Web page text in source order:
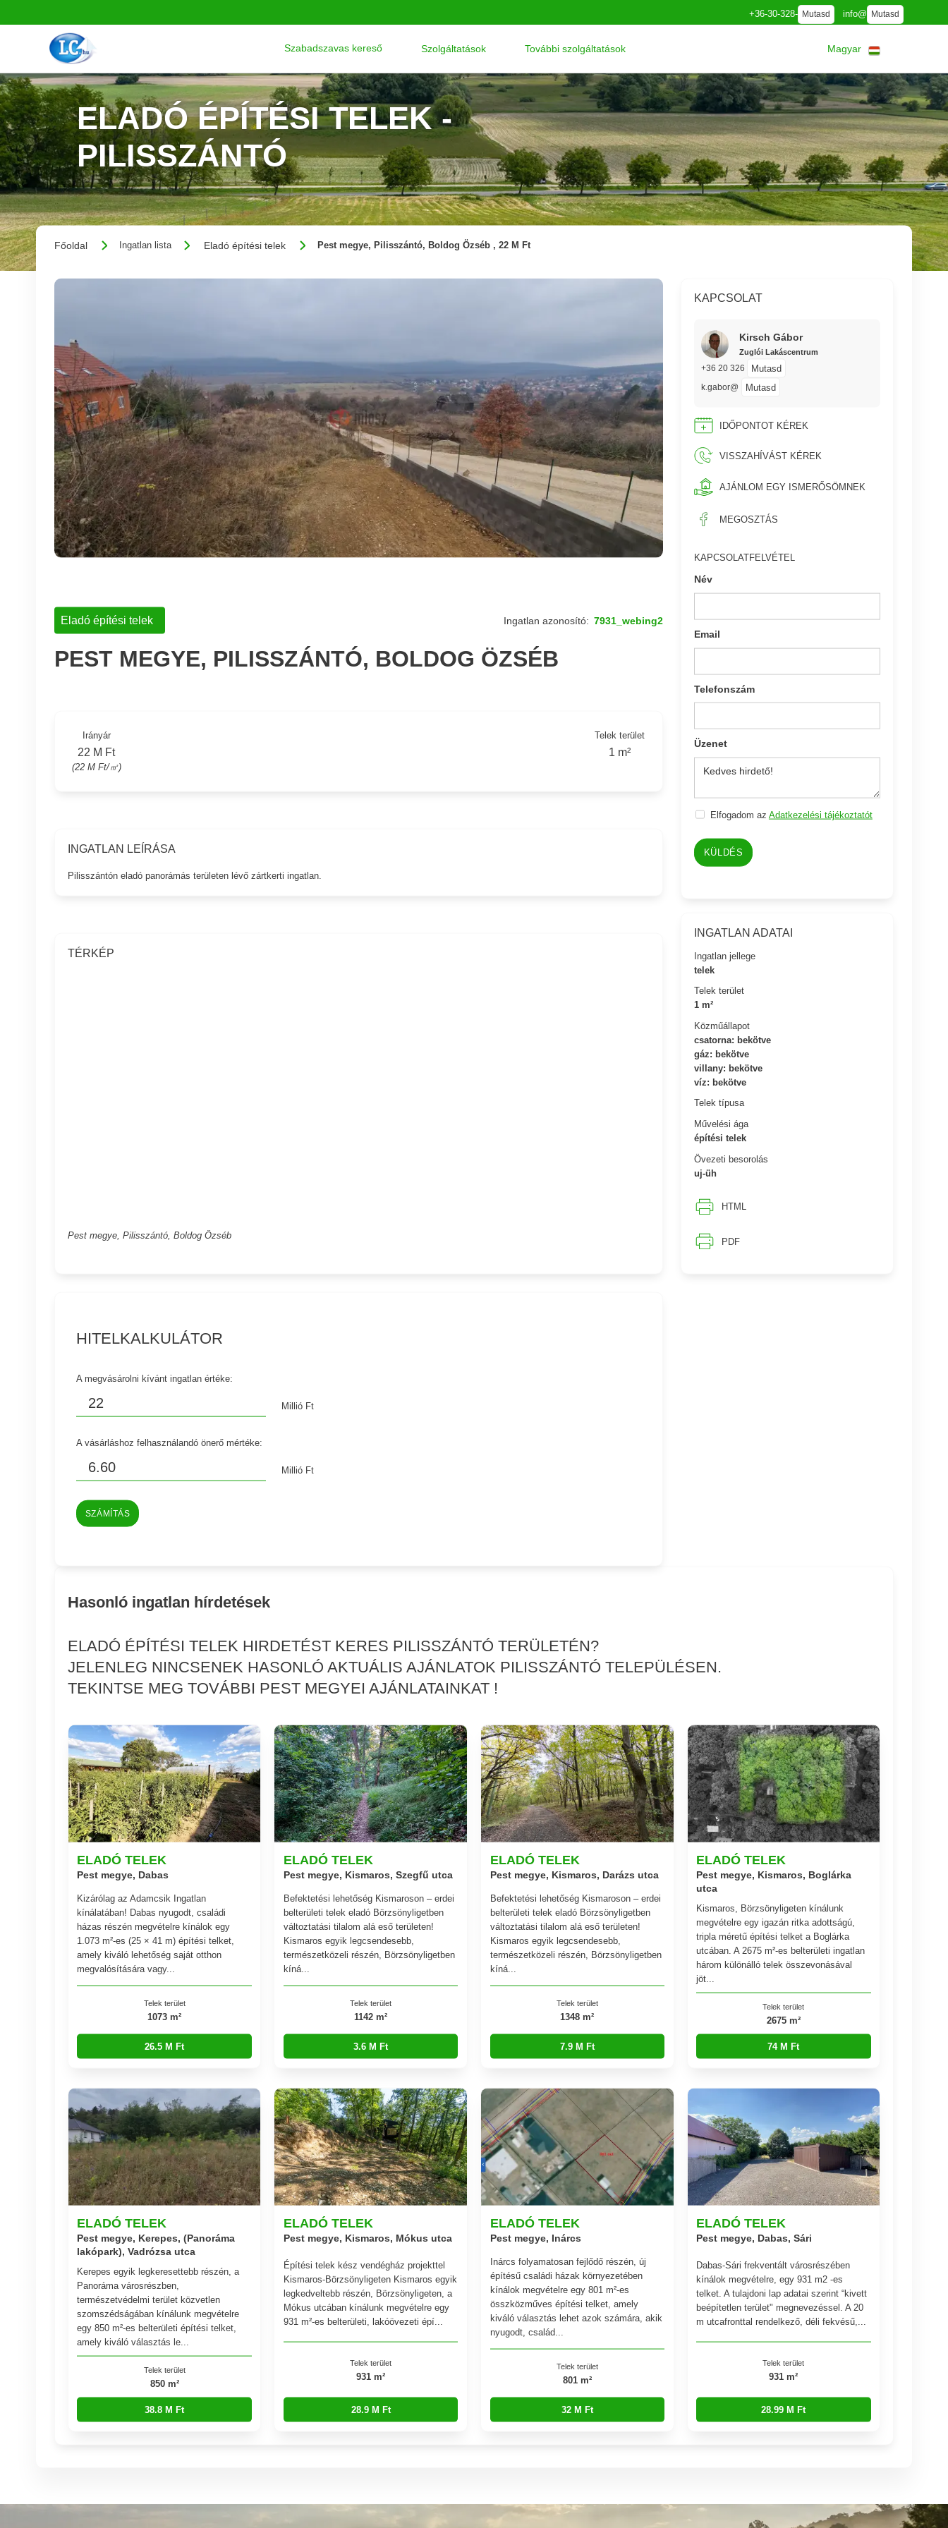
+36-30-328- Mutasd info@ Mutasd
Szabadszavas kereső Szolgáltatások További szolgáltatások Magyar
ELADÓ ÉPÍTÉSI TELEK -
PILISSZÁNTÓ
Főoldal Ingatlan lista Eladó építési telek Pest megye, Pilisszántó, Boldog Özséb , 22 M Ft
KAPCSOLAT
Kirsch Gábor
Zuglói Lakáscentrum
+36 20 326 Mutasd
k.gabor@ Mutasd
IDŐPONTOT KÉREK
VISSZAHÍVÁST KÉREK
AJÁNLOM EGY ISMERŐSÖMNEK
MEGOSZTÁS
KAPCSOLATFELVÉTEL
Név
Email
Telefonszám
Üzenet
Elfogadom az Adatkezelési tájékoztatót
KÜLDÉS
INGATLAN ADATAI
Ingatlan jellege
telek
Telek terület
1 m²
Közműállapot
csatorna: bekötve
gáz: bekötve
villany: bekötve
víz: bekötve
Telek típusa
Művelési ága
építési telek
Övezeti besorolás
uj-üh
HTML
PDF
Eladó építési telek Ingatlan azonosító: 7931_webing2
PEST MEGYE, PILISSZÁNTÓ, BOLDOG ÖZSÉB
Irányár
22 M Ft
(22 M Ft/㎡)
Telek terület
1 m²
INGATLAN LEÍRÁSA
Pilisszántón eladó panorámás területen lévő zártkerti ingatlan.
TÉRKÉP
Pest megye, Pilisszántó, Boldog Özséb
HITELKALKULÁTOR
A megvásárolni kívánt ingatlan értéke:
Millió Ft
A vásárláshoz felhasználandó önerő mértéke:
Millió Ft
SZÁMÍTÁS
Hasonló ingatlan hírdetések
ELADÓ ÉPÍTÉSI TELEK HIRDETÉST KERES PILISSZÁNTÓ TERÜLETÉN?
JELENLEG NINCSENEK HASONLÓ AKTUÁLIS AJÁNLATOK PILISSZÁNTÓ TELEPÜLÉSEN.
TEKINTSE MEG TOVÁBBI PEST MEGYEI AJÁNLATAINKAT !
ELADÓ TELEK
Pest megye, Dabas
Kizárólag az Adamcsik Ingatlan
kínálatában! Dabas nyugodt, családi
házas részén megvételre kínálok egy
1.073 m²-es (25 × 41 m) építési telket,
amely kiváló lehetőség saját otthon
megvalósítására vagy...
Telek terület
1073 m²
26.5 M Ft
ELADÓ TELEK
Pest megye, Kismaros, Szegfű utca
Befektetési lehetőség Kismaroson – erdei
belterületi telek eladó Börzsönyligetben
változtatási tilalom alá eső területen!
Kismaros egyik legcsendesebb,
természetközeli részén, Börzsönyligetben
kíná...
Telek terület
1142 m²
3.6 M Ft
ELADÓ TELEK
Pest megye, Kismaros, Darázs utca
Befektetési lehetőség Kismaroson – erdei
belterületi telek eladó Börzsönyligetben
változtatási tilalom alá eső területen!
Kismaros egyik legcsendesebb,
természetközeli részén, Börzsönyligetben
kíná...
Telek terület
1348 m²
7.9 M Ft
ELADÓ TELEK
Pest megye, Kismaros, Boglárka
utca
Kismaros, Börzsönyligeten kínálunk
megvételre egy igazán ritka adottságú,
tripla méretű építési telket a Boglárka
utcában. A 2675 m²-es belterületi ingatlan
három különálló telek összevonásával
jöt...
Telek terület
2675 m²
74 M Ft
ELADÓ TELEK
Pest megye, Kerepes, (Panoráma
lakópark), Vadrózsa utca
Kerepes egyik legkeresettebb részén, a
Panoráma városrészben,
természetvédelmi terület közvetlen
szomszédságában kínálunk megvételre
egy 850 m²-es belterületi építési telket,
amely kiváló választás le...
Telek terület
850 m²
38.8 M Ft
ELADÓ TELEK
Pest megye, Kismaros, Mókus utca
Építési telek kész vendégház projekttel
Kismaros-Börzsönyligeten Kismaros egyik
legkedveltebb részén, Börzsönyligeten, a
Mókus utcában kínálunk megvételre egy
931 m²-es belterületi, lakóövezeti épí...
Telek terület
931 m²
28.9 M Ft
ELADÓ TELEK
Pest megye, Inárcs
Inárcs folyamatosan fejlődő részén, új
építésű családi házak környezetében
kínálok megvételre egy 801 m²-es
összközműves építési telket, amely
kiváló választás lehet azok számára, akik
nyugodt, család...
Telek terület
801 m²
32 M Ft
ELADÓ TELEK
Pest megye, Dabas, Sári
Dabas-Sári frekventált városrészében
kínálok megvételre, egy 931 m2 -es
telket. A tulajdoni lap adatai szerint “kivett
beépítetlen terület" megnevezéssel. A 20
m utcafronttal rendelkező, déli fekvésű,...
Telek terület
931 m²
28.99 M Ft